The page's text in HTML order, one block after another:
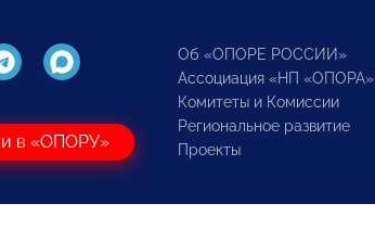
в «ОПОРУ»
Об «ОПОРЕ РОССИИ»
Ассоциация «НП «ОПОРА»
Комитеты и Комиссии
Региональное развитие
Проекты